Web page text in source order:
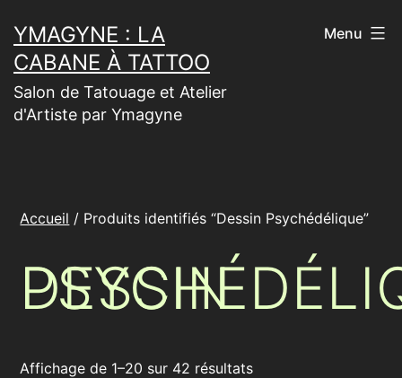
au
contenu
YMAGYNE : LA
CABANE À TATTOO
Salon de Tatouage et Atelier
d'Artiste par Ymagyne
Menu
Accueil / Produits identifiés “Dessin Psychédélique”
DESSIN
Affichage de 1–20 sur 42 résultats